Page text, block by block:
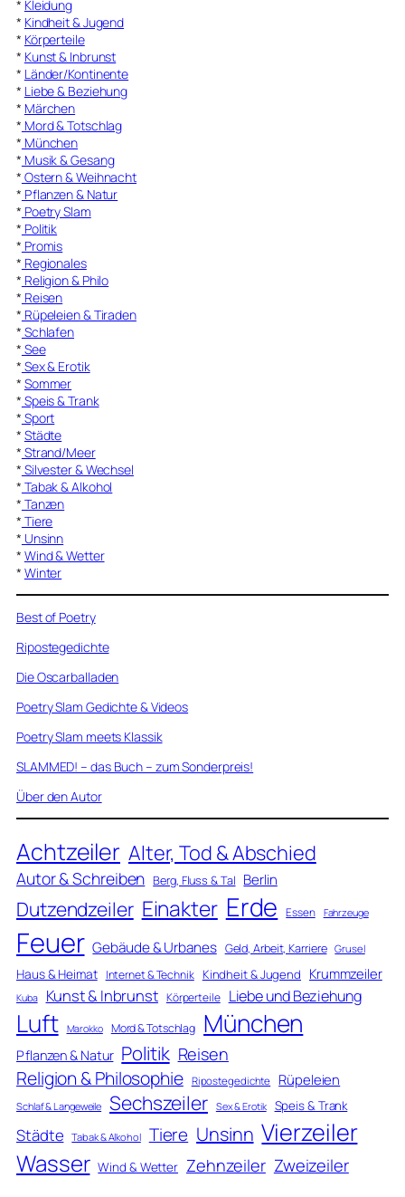
* Kleidung
* Kindheit & Jugend
* Körperteile
* Kunst & Inbrunst
* Länder/Kontinente
* Liebe & Beziehung
* Märchen
* Mord & Totschlag
* München
* Musik & Gesang
* Ostern & Weihnacht
* Pflanzen & Natur
* Poetry Slam
* Politik
* Promis
* Regionales
* Religion & Philo
* Reisen
* Rüpeleien & Tiraden
* Schlafen
* See
* Sex & Erotik
* Sommer
* Speis & Trank
* Sport
* Städte
* Strand/Meer
* Silvester & Wechsel
* Tabak & Alkohol
* Tanzen
* Tiere
* Unsinn
* Wind & Wetter
* Winter
Best of Poetry
Ripostegedichte
Die Oscarballaden
Poetry Slam Gedichte & Videos
Poetry Slam meets Klassik
SLAMMED! – das Buch – zum Sonderpreis!
Über den Autor
Achtzeiler Alter, Tod & Abschied
Autor & Schreiben Berg, Fluss & Tal Berlin
Dutzendzeiler Einakter Erde Essen Fahrzeuge
Feuer Gebäude & Urbanes Geld, Arbeit, Karriere Grusel
Haus & Heimat Internet & Technik Kindheit & Jugend Krummzeiler
Kuba Kunst & Inbrunst Körperteile Liebe und Beziehung
Luft Marokko Mord & Totschlag München
Pflanzen & Natur Politik Reisen
Religion & Philosophie Ripostegedichte Rüpeleien
Schlaf & Langeweile Sechszeiler Sex & Erotik Speis & Trank
Städte Tabak & Alkohol Tiere Unsinn Vierzeiler
Wasser Wind & Wetter Zehnzeiler Zweizeiler